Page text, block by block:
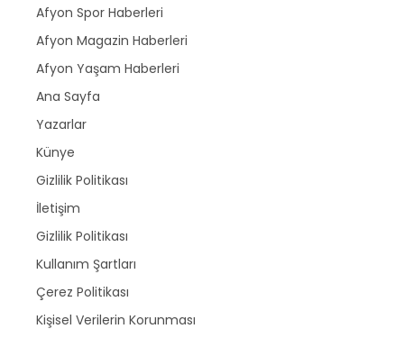
Afyon Spor Haberleri
Afyon Magazin Haberleri
Afyon Yaşam Haberleri
Ana Sayfa
Yazarlar
Künye
Gizlilik Politikası
İletişim
Gizlilik Politikası
Kullanım Şartları
Çerez Politikası
Kişisel Verilerin Korunması